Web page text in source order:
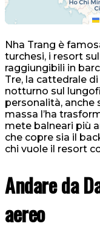
Nha Trang è
turchesi, i resort
raggiungibili in
Tre, la cattedrale
notturno sul
personalità, anche
massa l’ha
mete balneari più
che copre sia il
chi vuole il resort
Andare da
aereo